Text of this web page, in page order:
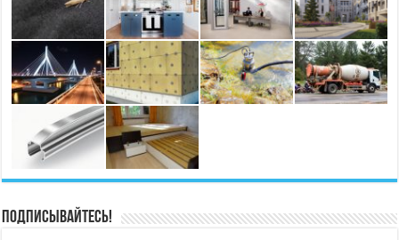
Подписывайтесь!